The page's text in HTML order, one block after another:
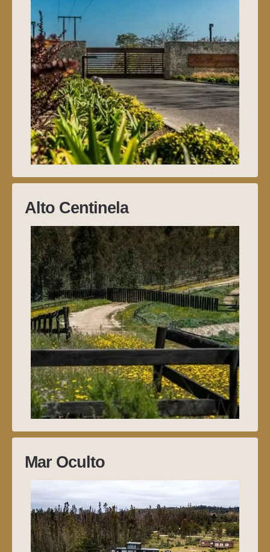
Alto Centinela
Mar Oculto